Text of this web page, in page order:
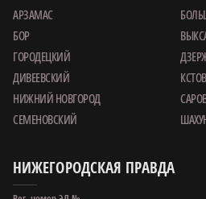
АРЗАМАС
БОР
ГОРОДЕЦКИЙ
ДИВЕЕВСКИЙ
НИЖНИЙ НОВГОРОД
СЕМЕНОВСКИЙ
НИЖЕГОРОДСКАЯ ПРАВДА